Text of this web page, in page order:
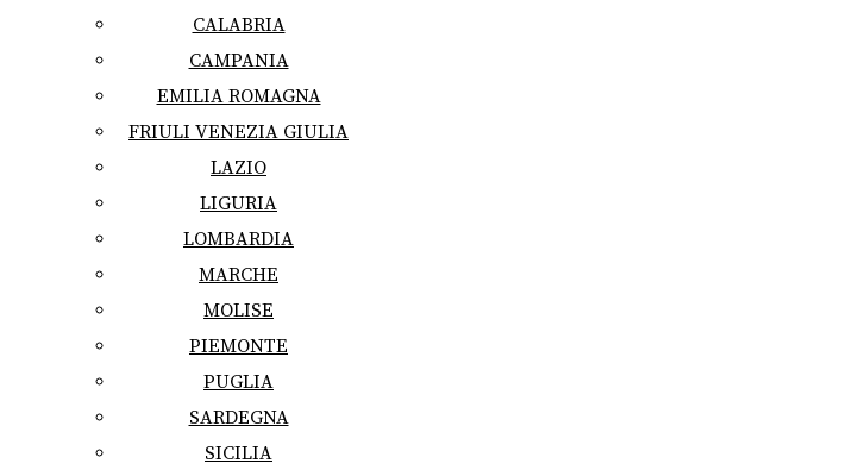
CALABRIA
CAMPANIA
EMILIA ROMAGNA
FRIULI VENEZIA GIULIA
LAZIO
LIGURIA
LOMBARDIA
MARCHE
MOLISE
PIEMONTE
PUGLIA
SARDEGNA
SICILIA